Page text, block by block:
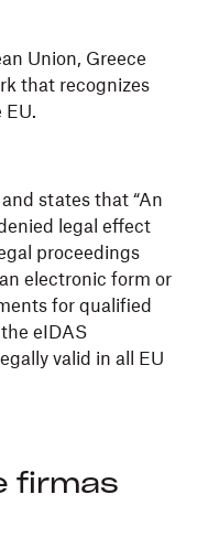
Union, Greece
that recognizes
EU.
states that “An
legal effect
proceedings
electronic form or
for qualified
eIDAS
valid in all EU
firmas